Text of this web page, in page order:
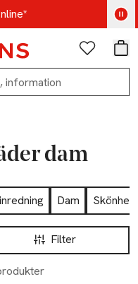
nu
Favoriter
dam
Dam
Skönhet
Filter